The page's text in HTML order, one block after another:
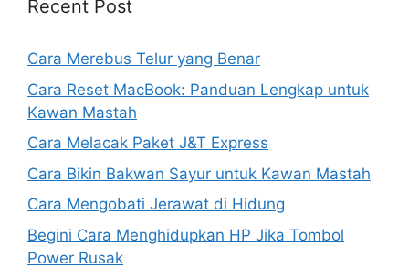
Recent Post
Cara Merebus Telur yang Benar
Cara Reset MacBook: Panduan Lengkap untuk
Kawan Mastah
Cara Melacak Paket J&T Express
Cara Bikin Bakwan Sayur untuk Kawan Mastah
Cara Mengobati Jerawat di Hidung
Begini Cara Menghidupkan HP Jika Tombol
Power Rusak